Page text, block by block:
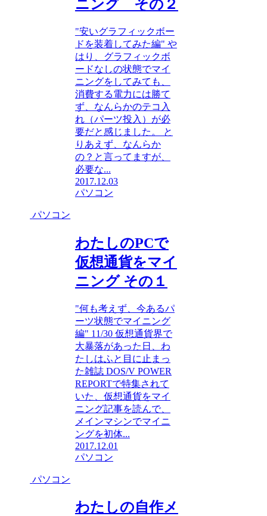
ニング その２
"安いグラフィックボー
ドを装着してみた編" や
はり、グラフィックボ
ードなしの状態でマイ
ニングをしてみても、
消費する電力には勝て
ず、なんらかのテコ入
れ（パーツ投入）が必
要だと感じました。 と
りあえず、なんらか
の？と言ってますが、
必要な...
2017.12.03
パソコン
パソコン
わたしのPCで
仮想通貨をマイ
ニング その１
"何も考えず、今あるパ
ーツ状態でマイニング
編" 11/30 仮想通貨界で
大暴落があった日、わ
たしはふと目に止まっ
た雑誌 DOS/V POWER
REPORTで特集されて
いた、仮想通貨をマイ
ニング記事を読んで、
メインマシンでマイニ
ングを初体...
2017.12.01
パソコン
パソコン
わたしの自作メ